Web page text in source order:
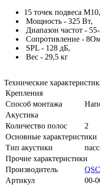
15 точек подвеса М10,
Мощность - 325 Вт,
Диапазон частот -
Сопротивление -
SPL - 128 дБ,
Вес - 29,5 кг
Технические
Крепления
Способ монтажа
Акустика
Количество полос
2
Основные характеристики
Тип акустики
Прочие характеристики
Производитель
QSC
Артикул
00-